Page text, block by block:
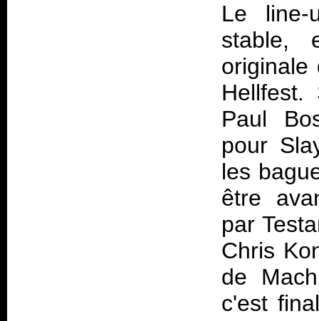
Le line-
stable,
originale
Paul
pour
les
être
par
Chris
de
c'est